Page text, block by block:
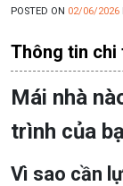
POSTED ON 02/06/2026
Thông tin chi
Mái nhà
trình của
Vì sao cần